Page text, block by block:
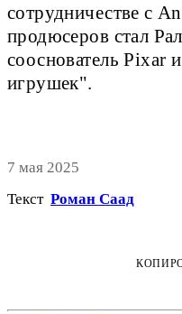
сотрудничестве с
продюсеров стал
сооснователь Pixar
игрушек".
7 мая 2025
Текст Роман Саад